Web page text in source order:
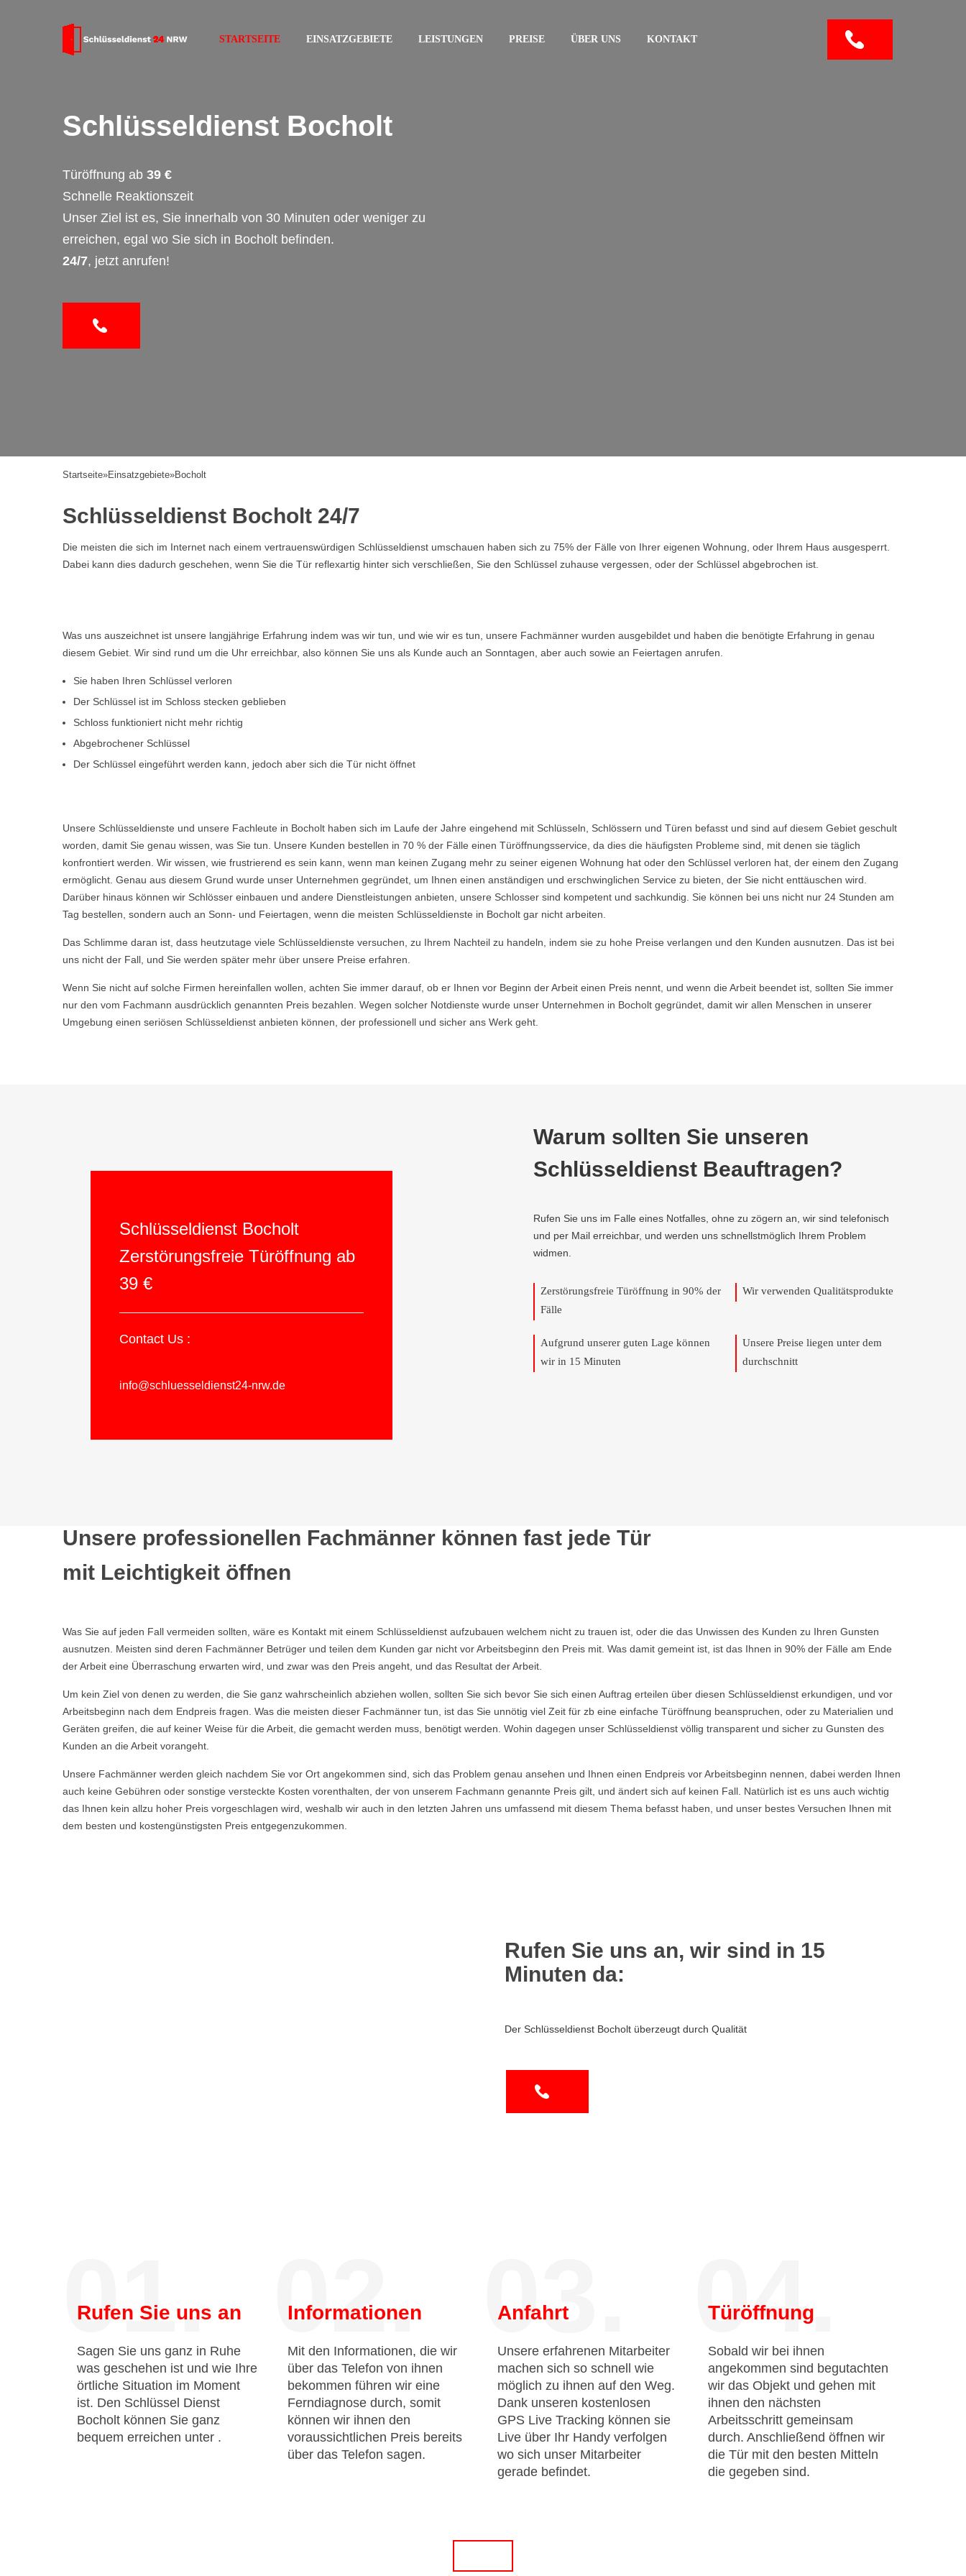
STARTSEITE EINSATZGEBIETE LEISTUNGEN PREISE ÜBER UNS KONTAKT
Schlüsseldienst Bocholt
Türöffnung ab 39 €
Schnelle Reaktionszeit
Unser Ziel ist es, Sie innerhalb von 30 Minuten oder weniger zu
erreichen, egal wo Sie sich in Bocholt befinden.
24/7, jetzt anrufen!
Startseite»Einsatzgebiete»Bocholt
Schlüsseldienst Bocholt 24/7
Die meisten die sich im Internet nach einem vertrauenswürdigen Schlüsseldienst umschauen haben sich zu 75% der Fälle von Ihrer eigenen Wohnung, oder Ihrem Haus ausgesperrt.
Dabei kann dies dadurch geschehen, wenn Sie die Tür reflexartig hinter sich verschließen, Sie den Schlüssel zuhause vergessen, oder der Schlüssel abgebrochen ist.
Was uns auszeichnet ist unsere langjährige Erfahrung indem was wir tun, und wie wir es tun, unsere Fachmänner wurden ausgebildet und haben die benötigte Erfahrung in genau
diesem Gebiet. Wir sind rund um die Uhr erreichbar, also können Sie uns als Kunde auch an Sonntagen, aber auch sowie an Feiertagen anrufen.
Sie haben Ihren Schlüssel verloren
Der Schlüssel ist im Schloss stecken geblieben
Schloss funktioniert nicht mehr richtig
Abgebrochener Schlüssel
Der Schlüssel eingeführt werden kann, jedoch aber sich die Tür nicht öffnet
Unsere Schlüsseldienste und unsere Fachleute in Bocholt haben sich im Laufe der Jahre eingehend mit Schlüsseln, Schlössern und Türen befasst und sind auf diesem Gebiet geschult
worden, damit Sie genau wissen, was Sie tun. Unsere Kunden bestellen in 70 % der Fälle einen Türöffnungsservice, da dies die häufigsten Probleme sind, mit denen sie täglich
konfrontiert werden. Wir wissen, wie frustrierend es sein kann, wenn man keinen Zugang mehr zu seiner eigenen Wohnung hat oder den Schlüssel verloren hat, der einem den Zugang
ermöglicht. Genau aus diesem Grund wurde unser Unternehmen gegründet, um Ihnen einen anständigen und erschwinglichen Service zu bieten, der Sie nicht enttäuschen wird.
Darüber hinaus können wir Schlösser einbauen und andere Dienstleistungen anbieten, unsere Schlosser sind kompetent und sachkundig. Sie können bei uns nicht nur 24 Stunden am
Tag bestellen, sondern auch an Sonn- und Feiertagen, wenn die meisten Schlüsseldienste in Bocholt gar nicht arbeiten.
Das Schlimme daran ist, dass heutzutage viele Schlüsseldienste versuchen, zu Ihrem Nachteil zu handeln, indem sie zu hohe Preise verlangen und den Kunden ausnutzen. Das ist bei
uns nicht der Fall, und Sie werden später mehr über unsere Preise erfahren.
Wenn Sie nicht auf solche Firmen hereinfallen wollen, achten Sie immer darauf, ob er Ihnen vor Beginn der Arbeit einen Preis nennt, und wenn die Arbeit beendet ist, sollten Sie immer
nur den vom Fachmann ausdrücklich genannten Preis bezahlen. Wegen solcher Notdienste wurde unser Unternehmen in Bocholt gegründet, damit wir allen Menschen in unserer
Umgebung einen seriösen Schlüsseldienst anbieten können, der professionell und sicher ans Werk geht.
Schlüsseldienst Bocholt
Zerstörungsfreie Türöffnung ab
39 €
Contact Us :
info@schluesseldienst24-nrw.de
Warum sollten Sie unseren
Schlüsseldienst Beauftragen?
Rufen Sie uns im Falle eines Notfalles, ohne zu zögern an, wir sind telefonisch
und per Mail erreichbar, und werden uns schnellstmöglich Ihrem Problem
widmen.
Zerstörungsfreie Türöffnung in 90% der
Fälle
Wir verwenden Qualitätsprodukte
Aufgrund unserer guten Lage können
wir in 15 Minuten
Unsere Preise liegen unter dem
durchschnitt
Unsere professionellen Fachmänner können fast jede Tür
mit Leichtigkeit öffnen
Was Sie auf jeden Fall vermeiden sollten, wäre es Kontakt mit einem Schlüsseldienst aufzubauen welchem nicht zu trauen ist, oder die das Unwissen des Kunden zu Ihren Gunsten
ausnutzen. Meisten sind deren Fachmänner Betrüger und teilen dem Kunden gar nicht vor Arbeitsbeginn den Preis mit. Was damit gemeint ist, ist das Ihnen in 90% der Fälle am Ende
der Arbeit eine Überraschung erwarten wird, und zwar was den Preis angeht, und das Resultat der Arbeit.
Um kein Ziel von denen zu werden, die Sie ganz wahrscheinlich abziehen wollen, sollten Sie sich bevor Sie sich einen Auftrag erteilen über diesen Schlüsseldienst erkundigen, und vor
Arbeitsbeginn nach dem Endpreis fragen. Was die meisten dieser Fachmänner tun, ist das Sie unnötig viel Zeit für zb eine einfache Türöffnung beanspruchen, oder zu Materialien und
Geräten greifen, die auf keiner Weise für die Arbeit, die gemacht werden muss, benötigt werden. Wohin dagegen unser Schlüsseldienst völlig transparent und sicher zu Gunsten des
Kunden an die Arbeit vorangeht.
Unsere Fachmänner werden gleich nachdem Sie vor Ort angekommen sind, sich das Problem genau ansehen und Ihnen einen Endpreis vor Arbeitsbeginn nennen, dabei werden Ihnen
auch keine Gebühren oder sonstige versteckte Kosten vorenthalten, der von unserem Fachmann genannte Preis gilt, und ändert sich auf keinen Fall. Natürlich ist es uns auch wichtig
das Ihnen kein allzu hoher Preis vorgeschlagen wird, weshalb wir auch in den letzten Jahren uns umfassend mit diesem Thema befasst haben, und unser bestes Versuchen Ihnen mit
dem besten und kostengünstigsten Preis entgegenzukommen.
Rufen Sie uns an, wir sind in 15
Minuten da:
Der Schlüsseldienst Bocholt überzeugt durch Qualität
01.
Rufen Sie uns an
Sagen Sie uns ganz in Ruhe
was geschehen ist und wie Ihre
örtliche Situation im Moment
ist. Den Schlüssel Dienst
Bocholt können Sie ganz
bequem erreichen unter .
02.
Informationen
Mit den Informationen, die wir
über das Telefon von ihnen
bekommen führen wir eine
Ferndiagnose durch, somit
können wir ihnen den
voraussichtlichen Preis bereits
über das Telefon sagen.
03.
Anfahrt
Unsere erfahrenen Mitarbeiter
machen sich so schnell wie
möglich zu ihnen auf den Weg.
Dank unseren kostenlosen
GPS Live Tracking können sie
Live über Ihr Handy verfolgen
wo sich unser Mitarbeiter
gerade befindet.
04.
Türöffnung
Sobald wir bei ihnen
angekommen sind begutachten
wir das Objekt und gehen mit
ihnen den nächsten
Arbeitsschritt gemeinsam
durch. Anschließend öffnen wir
die Tür mit den besten Mitteln
die gegeben sind.